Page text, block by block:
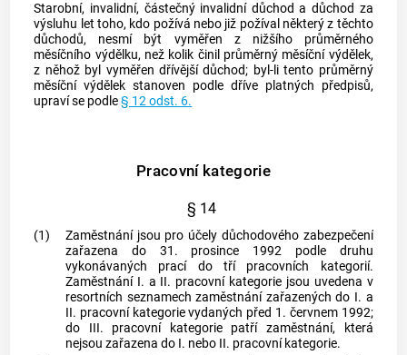
Starobní, invalidní, částečný invalidní důchod a důchod za
výsluhu let toho, kdo požívá nebo již požíval některý z těchto
důchodů, nesmí být vyměřen z nižšího průměrného
měsíčního výdělku, než kolik činil průměrný měsíční výdělek,
z něhož byl vyměřen dřívější důchod; byl-li tento průměrný
měsíční výdělek stanoven podle dříve platných předpisů,
upraví se podle§ 12 odst. 6.
Pracovní kategorie
§ 14
(1) Zaměstnáníjsou pro účely důchodového zabezpečení
zařazena do 31. prosince 1992 podle druhu
vykonávaných prací do tří pracovních kategorií.
ZaměstnáníI. a II. pracovní kategorie jsou uvedena v
resortních seznamechzaměstnánízařazených do I. a
II. pracovní kategorie vydaných před 1. červnem 1992;
do III. pracovní kategorie patřízaměstnání, která
nejsou zařazena do I. nebo II. pracovní kategorie.